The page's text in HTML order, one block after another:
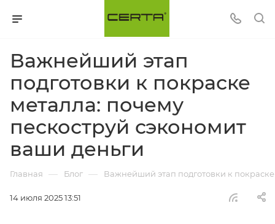
Важнейший этап
подготовки к покраске
металла: почему
пескоструй сэкономит
ваши деньги
Главная — Блог — Важнейший этап подготовки к
14 июля 2025 13:51